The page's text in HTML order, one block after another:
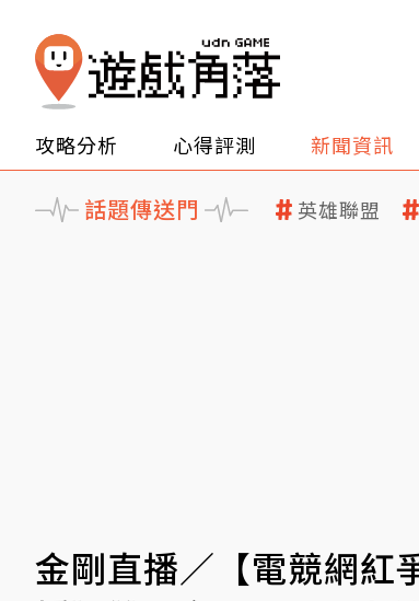
攻略分析 心得評測 新聞資訊
話題傳送門 英雄聯盟
金剛直播／【電競網紅